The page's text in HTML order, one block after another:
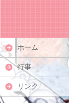
ホーム
行事
リンク